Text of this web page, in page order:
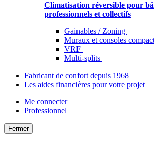
Climatisation réversible pour
professionnels et collectifs
Gainables / Zoning
Muraux et consoles
VRF
Multi-splits
Fabricant de confort depuis 1968
Les aides financières pour votre projet
Me connecter
Professionnel
Fermer